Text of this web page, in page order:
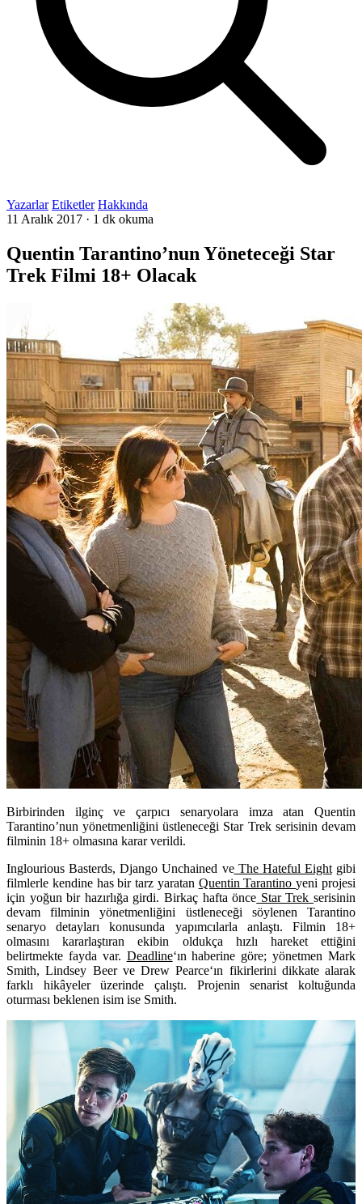
Yazarlar Etiketler Hakkında
11 Aralık 2017 · 1 dk okuma
Quentin Tarantino’nun Yöneteceği Star
Trek Filmi 18+ Olacak
Birbirinden ilginç ve çarpıcı senaryolara imza atan Quentin
Tarantino’nun yönetmenliğini üstleneceği Star Trek serisinin devam
filminin 18+ olmasına karar verildi.
Inglourious Basterds,Django Unchained veThe Hateful Eightgibi
filmlerle kendine has bir tarz yaratan Quentin Tarantinoyeni projesi
için yoğun bir hazırlığa girdi. Birkaç hafta önce Star Trekserisinin
devam filminin yönetmenliğini üstleneceği söylenen Tarantino
senaryo detayları konusunda yapımcılarla anlaştı. Filmin 18+
olmasını kararlaştıran ekibin oldukça hızlı hareket ettiğini
belirtmekte fayda var. Deadline‘ın haberine göre; yönetmenMark
Smith,Lindsey Beerve Drew Pearce‘ın fikirlerini dikkate alarak
farklı hikâyeler üzerinde çalıştı. Projenin senarist koltuğunda
oturması beklenen isim ise Smith.